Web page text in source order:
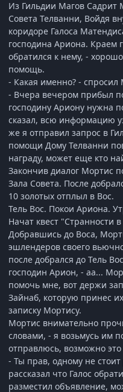
Из Гильдии Магов
Совета Телванни, Войдя
коридоре Галоса
господина Ариона. Краем
обратился к нему, -
помощь.
‎- Какая именно? - спросил
‎- Вчера вечером прибыл
господину Ариону нужна
сказал, всю информацию
же я отправил запрос в
помощи Дому Телванни
награду, может еще кто
‎Закончив диалог Мортис
Зала Совета. После
10 золотых отплыл в Вос.
Тель Вос. Покои Ариона.
Начат квест "Странности
Добравшись до Воса,
эшлендеров своего
после добрался до Тель
господин Арион, - аа...
помочь мне, вот держи
Зайнаб, которую принес
записку Мортису.
Мортис внимательно
словами, - я возьмусь им
отправлюсь, возможно это
‎- Ты прав, одному не
рассказал что Галос
разместил объявление,